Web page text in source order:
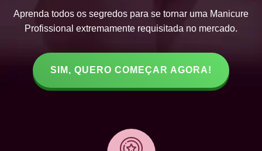
Aprenda todos os segredos para se tornar uma Manicure
Profissional extremamente requisitada no mercado.
SIM, QUERO COMEÇAR AGORA!